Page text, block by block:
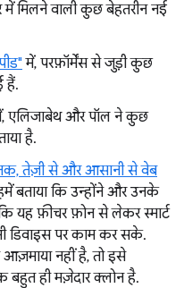
में मिलने वाली कुछ बेहतरीन नई
में, परफ़ॉर्मेंस से जुड़ी कुछ
हैं.
एलिजाबेथ और पॉल ने कुछ
है.
तेज़ी से और आसानी से वेब
बताया कि उन्होंने और उनके
यह फ़ीचर फ़ोन से लेकर स्मार्ट
डिवाइस पर काम कर सके.
नहीं है, तो इसे
बहुत ही मज़ेदार क्लोन है.